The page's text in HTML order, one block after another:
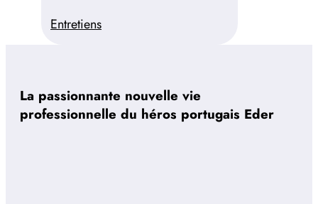
Entretiens
La passionnante nouvelle vie
professionnelle du héros portugais Eder